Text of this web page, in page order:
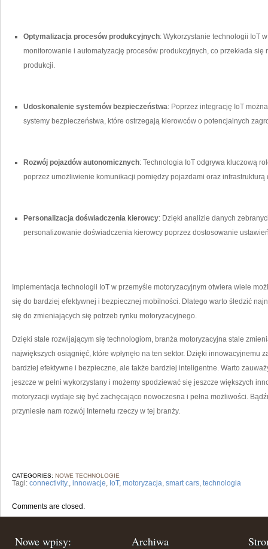
Optymalizacja ⁤procesów produkcyjnych: Wykorzystanie technologii IoT
monitorowanie i automatyzację procesów produkcyjnych, co przekłada
produkcji.
Udoskonalenie systemów bezpieczeństwa: Poprzez integrację IoT
systemy bezpieczeństwa, które ostrzegają kierowców o potencjalnych
Rozwój pojazdów autonomicznych: Technologia IoT odgrywa kluczową
poprzez‍ umożliwienie komunikacji pomiędzy pojazdami oraz infrastrukturą
Personalizacja doświadczenia kierowcy: Dzięki analizie danych
personalizowanie doświadczenia kierowcy poprzez⁤ dostosowanie
Implementacja technologii IoT w przemyśle motoryzacyjnym otwiera wiele
się do bardziej efektywnej i bezpiecznej mobilności. Dlatego ⁢warto śledzić
się do zmieniających się‍ potrzeb rynku motoryzacyjnego. ⁢
Dzięki stale‌ rozwijającym się technologiom, branża motoryzacyjna stale‍
największych osiągnięć, które wpłynęło na ten sektor. Dzięki innowacyjnemu
bardziej efektywne i bezpieczne, ale także bardziej inteligentne. Warto
jeszcze w pełni wykorzystany i możemy spodziewać ‌się jeszcze większych
motoryzacji wydaje się być zachęcająco nowoczesna i pełna możliwości.
przyniesie nam rozwój Internetu rzeczy w tej branży.
CATEGORIES: NOWE TECHNOLOGIE
Tagi: connectivity., innowacje, IoT, motoryzacja, smart cars, technologia
Comments are closed.
Nowe wpisy: Archiwa